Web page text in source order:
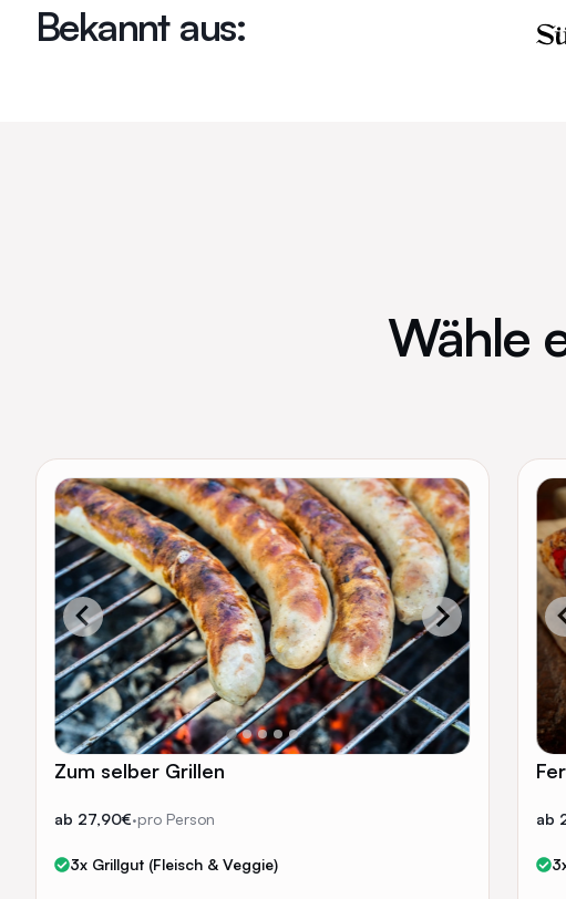
Bekannt aus:
Wähle
Zum selber Grillen
ab 27,90€·pro Person
3x Grillgut (Fleisch & Veggie)
ab